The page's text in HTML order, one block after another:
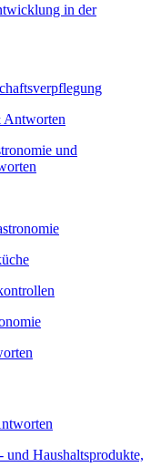
in der
Antworten
und
Haushaltsprodukte,